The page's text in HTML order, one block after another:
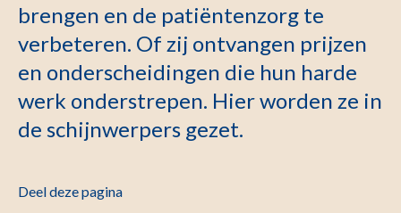
brengen en de patiëntenzorg te
verbeteren. Of zij ontvangen prijzen
en onderscheidingen die hun harde
werk onderstrepen. Hier worden ze in
de schijnwerpers gezet.
Deel deze pagina